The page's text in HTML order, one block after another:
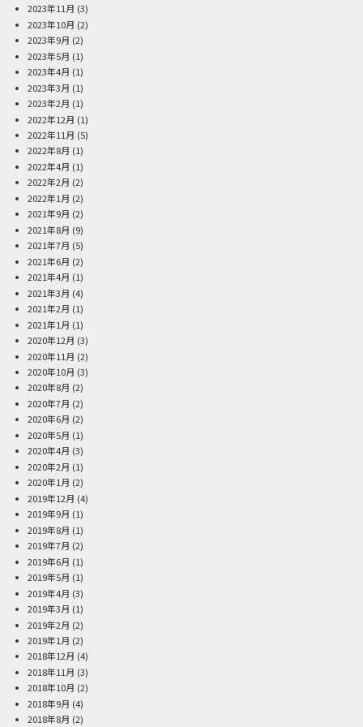
2023年11月 (3)
2023年10月 (2)
2023年9月 (2)
2023年5月 (1)
2023年4月 (1)
2023年3月 (1)
2023年2月 (1)
2022年12月 (1)
2022年11月 (5)
2022年8月 (1)
2022年4月 (1)
2022年2月 (2)
2022年1月 (2)
2021年9月 (2)
2021年8月 (9)
2021年7月 (5)
2021年6月 (2)
2021年4月 (1)
2021年3月 (4)
2021年2月 (1)
2021年1月 (1)
2020年12月 (3)
2020年11月 (2)
2020年10月 (3)
2020年8月 (2)
2020年7月 (2)
2020年6月 (2)
2020年5月 (1)
2020年4月 (3)
2020年2月 (1)
2020年1月 (2)
2019年12月 (4)
2019年9月 (1)
2019年8月 (1)
2019年7月 (2)
2019年6月 (1)
2019年5月 (1)
2019年4月 (3)
2019年3月 (1)
2019年2月 (2)
2019年1月 (2)
2018年12月 (4)
2018年11月 (3)
2018年10月 (2)
2018年9月 (4)
2018年8月 (2)